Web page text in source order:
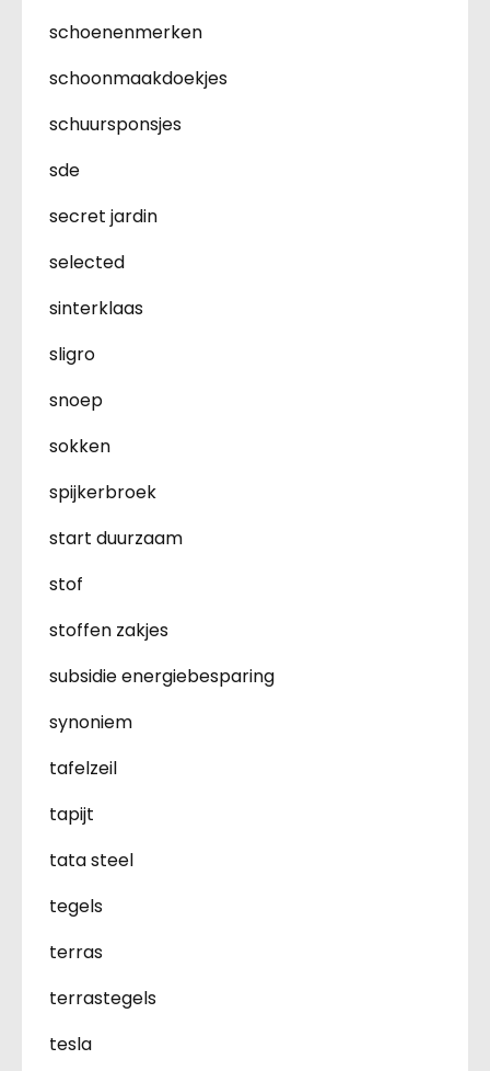
schoenenmerken
schoonmaakdoekjes
schuursponsjes
sde
secret jardin
selected
sinterklaas
sligro
snoep
sokken
spijkerbroek
start duurzaam
stof
stoffen zakjes
subsidie energiebesparing
synoniem
tafelzeil
tapijt
tata steel
tegels
terras
terrastegels
tesla